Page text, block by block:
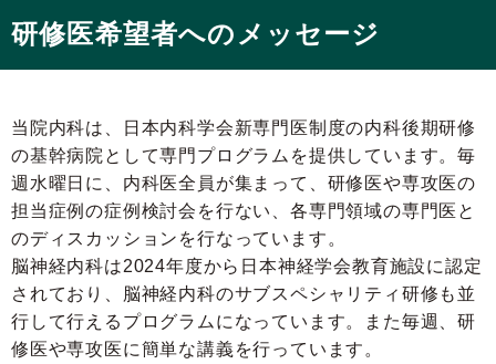
研修医希望者へのメッセージ
当院内科は、日本内科学会新専門医制度の内科後期研修
の基幹病院として専門プログラムを提供しています。毎
週水曜日に、内科医全員が集まって、研修医や専攻医の
担当症例の症例検討会を行ない、各専門領域の専門医と
のディスカッションを行なっています。
脳神経内科は2024年度から日本神経学会教育施設に認定
されており、脳神経内科のサブスペシャリティ研修も並
行して行えるプログラムになっています。また毎週、研
修医や専攻医に簡単な講義を行っています。